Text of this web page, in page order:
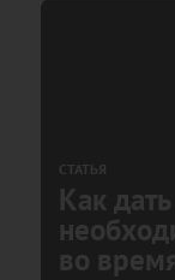
СТАТЬЯ
Как
во